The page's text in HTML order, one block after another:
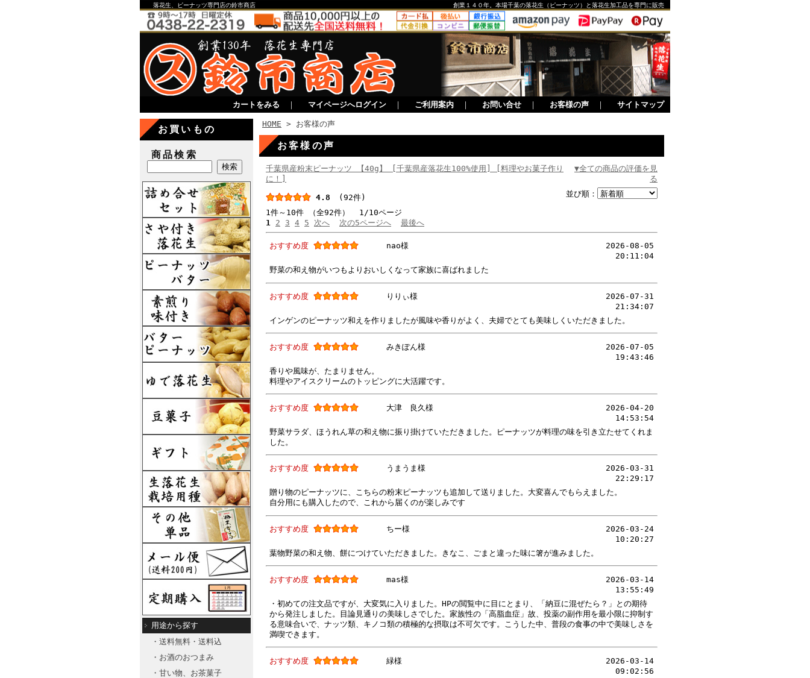
落花生、ピーナッツ専門店の鈴市商店 創業１４０年。本場千葉の落花生（ピーナッツ）と落花生加工品を専門に販売
カートをみる ｜ マイページへログイン ｜ ご利用案内 ｜ お問い合せ ｜ お客様の声 ｜ サイトマップ
お買いもの
商品検索
用途から探す
・送料無料・送料込
・お酒のおつまみ
・甘い物、お茶菓子
HOME > お客様の声
お客様の声
千葉県産粉末ピーナッツ 【40g】 [千葉県産落花生100%使用] [料理やお菓子作り
に！]
▼全ての商品の評価を見
る
4.8 (92件) 並び順：
1件～10件 （全92件） 1/10ページ
1 2 3 4 5 次へ 次の5ページへ 最後へ
おすすめ度 nao様
2026-08-05
20:11:04
野菜の和え物がいつもよりおいしくなって家族に喜ばれました
おすすめ度 りりぃ様
2026-07-31
21:34:07
インゲンのピーナッツ和えを作りましたが風味や香りがよく、夫婦でとても美味しくいただきました。
おすすめ度 みきぽん様
2026-07-05
19:43:46
香りや風味が、たまりません。
料理やアイスクリームのトッピングに大活躍です。
おすすめ度 大津 良久様
2026-04-20
14:53:54
野菜サラダ、ほうれん草の和え物に振り掛けていただきました。ピーナッツが料理の味を引き立たせてくれま
した。
おすすめ度 うまうま様
2026-03-31
22:29:17
贈り物のピーナッツに、こちらの粉末ピーナッツも追加して送りました。大変喜んでもらえました。
自分用にも購入したので、これから届くのが楽しみです
おすすめ度 ちー様
2026-03-24
10:20:27
葉物野菜の和え物、餅につけていただきました。きなこ、ごまと違った味に箸が進みました。
おすすめ度 mas様
2026-03-14
13:55:49
・初めての注文品ですが、大変気に入りました。HPの閲覧中に目にとまり、「納豆に混ぜたら？」との期待
から発注しました。目論見通りの美味しさでした。家族性の「高脂血症」故、投薬の副作用を最小限に抑制す
る意味合いで、ナッツ類、キノコ類の積極的な摂取は不可欠です。こうした中、普段の食事の中で美味しさを
満喫できます。
おすすめ度 緑様
2026-03-14
09:02:56